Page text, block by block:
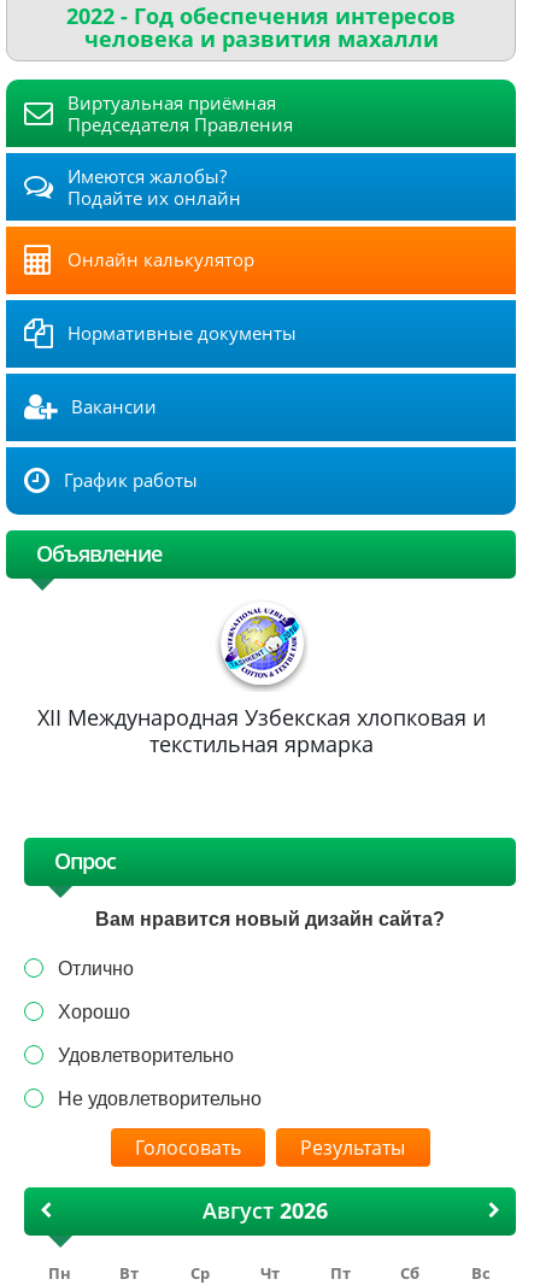
2022 - Год обеспечения интересов
человека и развития махалли
Виртуальная приёмная
Председателя Правления
Имеются жалобы?
Подайте их онлайн
Онлайн калькулятор
Нормативные документы
Вакансии
График работы
Объявление
XII Международная Узбекская хлопковая и
текстильная ярмарка
Опрос
Вам нравится новый дизайн сайта?
Отлично
Хорошо
Удовлетворительно
Не удовлетворительно
Результаты
Август
Пн Вт Ср Чт Пт Сб Вс